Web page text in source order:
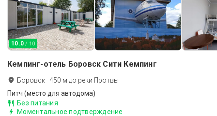
10.0 / 10
Кемпинг-отель Боровск Сити Кемпинг
Боровск ·450 м до реки Протвы
Питч (место для автодома)
Без питания
Моментальное подтверждение